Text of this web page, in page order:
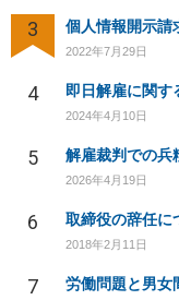
3 個人情報開示請
2022年7月29日
4 即日解雇に関す
2024年4月10日
5 解雇裁判での兵
2026年4月19日
6
2018年2月11日
7 労働問題と男女